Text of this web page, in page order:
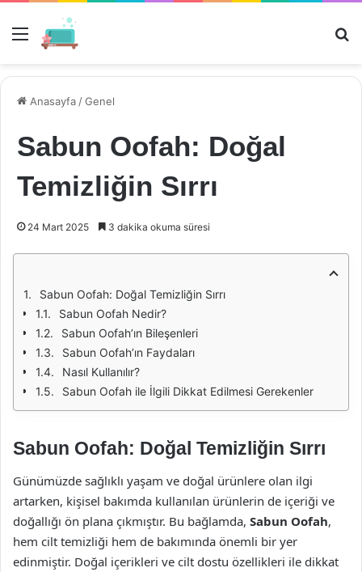
Menü
Anasayfa /Genel
Sabun Oofah: Doğal
Temizliğin Sırrı
24 Mart 2025 3 dakika okuma süresi
Sabun Oofah: Doğal Temizliğin Sırrı
Sabun Oofah Nedir?
Sabun Oofah’ın Bileşenleri
Sabun Oofah’ın Faydaları
Nasıl Kullanılır?
Sabun Oofah ile İlgili Dikkat Edilmesi Gerekenler
Sabun Oofah: Doğal Temizliğin Sırrı
Günümüzde sağlıklı yaşam ve doğal ürünlere olan ilgi
artarken, kişisel bakımda kullanılan ürünlerin de içeriği ve
doğallığı ön plana çıkmıştır. Bu bağlamda, Sabun Oofah,
hem cilt temizliği hem de bakımında önemli bir yer
edinmiştir. Doğal içerikleri ve cilt dostu özellikleri ile dikkat